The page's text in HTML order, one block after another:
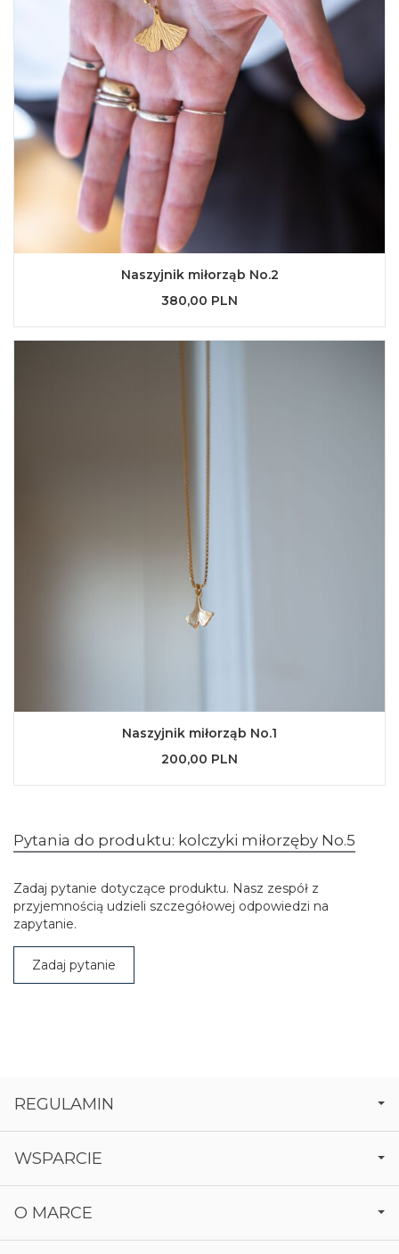
Naszyjnik miłorząb No.2
380,00 PLN
Naszyjnik miłorząb No.1
200,00 PLN
Pytania do produktu: kolczyki miłorzęby No.5
Zadaj pytanie dotyczące produktu. Nasz zespół z
przyjemnością udzieli szczegółowej odpowiedzi na
zapytanie.
Zadaj pytanie
REGULAMIN
WSPARCIE
O MARCE